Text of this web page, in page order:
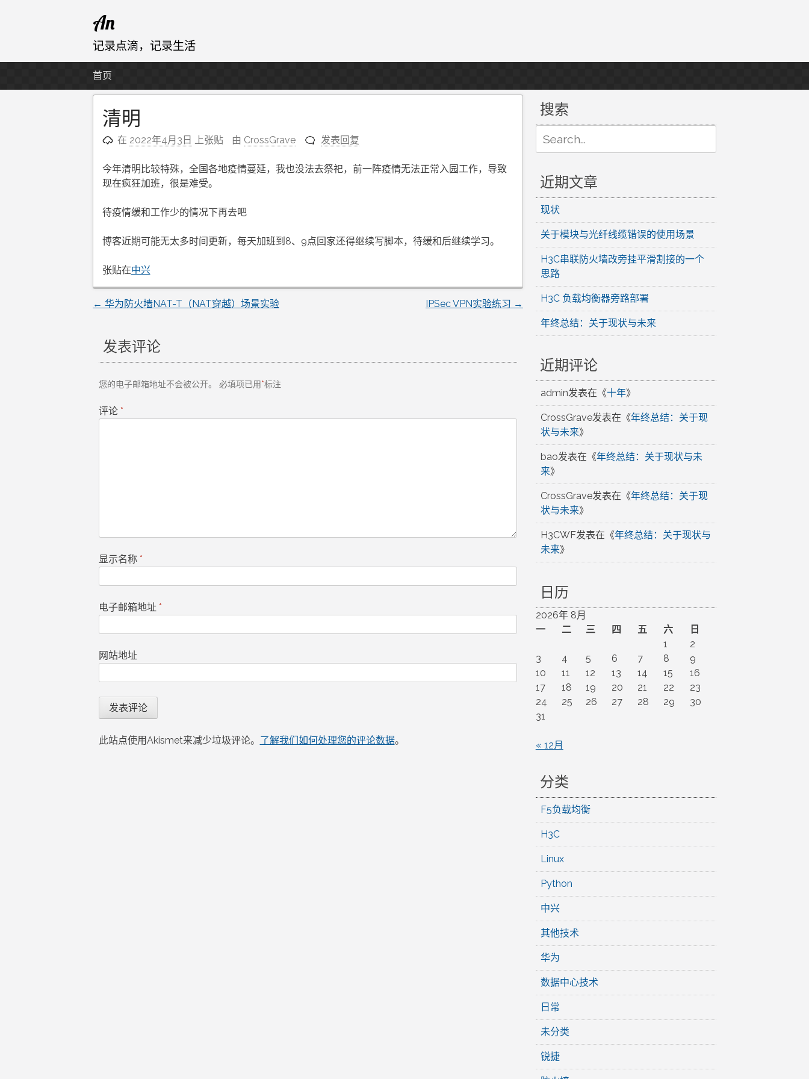
跳
至
内
An
记录点滴，记录生活
首页
清明
在 2022年4月3日 上张贴 由 CrossGrave 发表回复
今年清明比较特殊，全国各地疫情蔓延，我也没法去祭祀，前一阵疫情无法正常入园工作，导致
现在疯狂加班，很是难受。
待疫情缓和工作少的情况下再去吧
博客近期可能无太多时间更新，每天加班到8、9点回家还得继续写脚本，待缓和后继续学习。
张贴在中兴
文
章
导
← 华为防火墙NAT-T（NAT穿越）场景实验 IPSec VPN实验练习 →
发表评论
您的电子邮箱地址不会被公开。 必填项已用*标注
评论 *
显示名称 *
电子邮箱地址 *
网站地址
此站点使用Akismet来减少垃圾评论。 了解我们如何处理您的评论数据。
搜索
for:
近期文章
现状
关于模块与光纤线缆错误的使用场景
H3C串联防火墙改旁挂平滑割接的一个
思路
H3C 负载均衡器旁路部署
年终总结：关于现状与未来
近期评论
admin发表在《十年》
CrossGrave发表在《年终总结：关于现
状与未来》
bao发表在《年终总结：关于现状与未
来》
CrossGrave发表在《年终总结：关于现
状与未来》
H3CWF发表在《年终总结：关于现状与
未来》
日历
2026年 8月
一
二 三 四 五 六
日
1
2
3
4 5 6 7 8
9
10
11 12 13 14 15
16
17
18 19 20 21 22
23
24
25 26 27 28 29
30
31
« 12月
分类
F5负载均衡
H3C
Linux
Python
中兴
其他技术
华为
数据中心技术
日常
未分类
锐捷